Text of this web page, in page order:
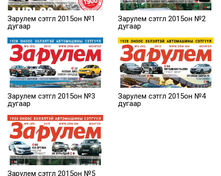
Зарулем сэтгүүл 2015он №1
дугаар
Зарулем сэтгүүл 2015он №2
дугаар
Зарулем сэтгүүл 2015он №3
дугаар
Зарулем сэтгүүл 2015он №4
дугаар
Зарулем сэтгүүл 2015он №5